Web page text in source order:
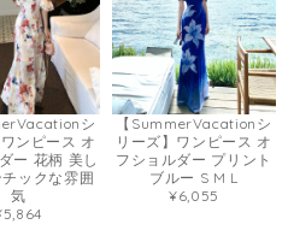
シ
ンピース オ
ー 花柄 美し
ックな雰囲
気
【SummerVacationシ
リーズ】ワンピース オ
フショルダー プリント
ブルー S M L
¥6,055